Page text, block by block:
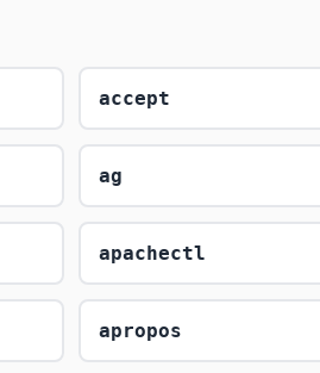
accept
ag
apachectl
apropos